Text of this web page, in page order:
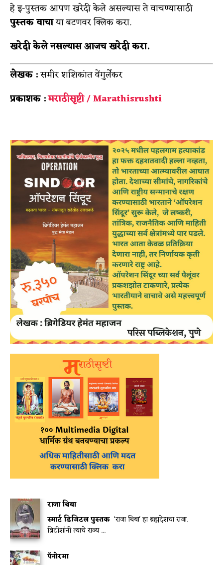
हे इ-पुस्तक आपण खरेदी केले असल्यास ते वाचण्यासाठी
पुस्तक वाचाया बटणवर क्लिक करा.
खरेदी केले नसल्यास आजच खरेदी करा.
लेखक :समीर शशिकांत वेंगुर्लेकर
प्रकाशक :मराठीसृष्टी / Marathisrushti
राजा थिबा
स्मार्ट डिजिटल पुस्तक ‘राजा थिबा' हा ब्रह्मदेशचा राजा.
ब्रिटीशांनी त्याचे राज्य ...
पॅनोरमा